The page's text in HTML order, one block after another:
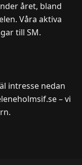
året, bland
Våra aktiva
till SM.
intresse nedan
– vi